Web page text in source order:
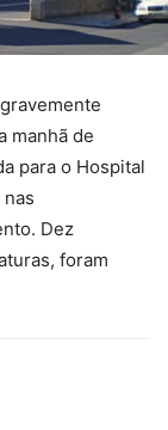
manhã de
para o Hospital
Dez
foram